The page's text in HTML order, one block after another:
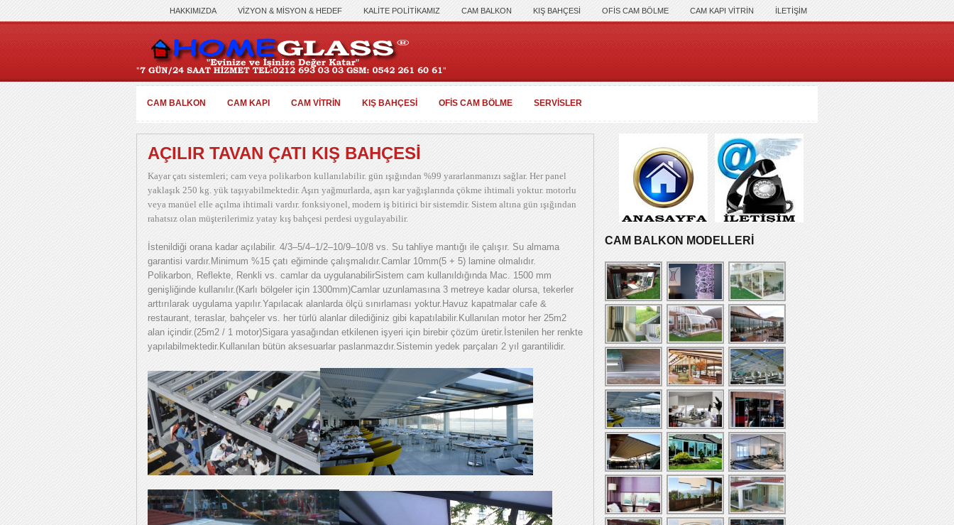
HAKKIMIZDA VİZYON & MİSYON & HEDEF KALİTE POLİTİKAMIZ CAM BALKON KIŞ BAHÇESİ OFİS CAM BÖLME CAM KAPI VİTRİN İLETİŞİM
CAM BALKON CAM KAPI CAM VİTRİN KIŞ BAHÇESİ OFİS CAM BÖLME SERVİSLER
AÇILIR TAVAN ÇATI KIŞ BAHÇESİ
Kayar çatı sistemleri; cam veya polikarbon kullanılabilir. gün ışığından %99 yararlanmanızı sağlar. Her panel
yaklaşık 250 kg. yük taşıyabilmektedir. Aşırı yağmurlarda, aşırı kar yağışlarında çökme ihtimali yoktur. motorlu
veya manüel elle açılma ihtimali vardır. fonksiyonel, modern iş bitirici bir sistemdir. Sistem altına gün ışığından
rahatsız olan müşterilerimiz yatay kış bahçesi perdesi uygulayabilir.
İstenildiği orana kadar açılabilir. 4/3–5/4–1/2–10/9–10/8 vs. Su tahliye mantığı ile çalışır. Su almama
garantisi vardır.Minimum %15 çatı eğiminde çalışmalıdır.Camlar 10mm(5 + 5) lamine olmalıdır.
Polikarbon, Reflekte, Renkli vs. camlar da uygulanabilirSistem cam kullanıldığında Mac. 1500 mm
genişliğinde kullanılır.(Karlı bölgeler için 1300mm)Camlar uzunlamasına 3 metreye kadar olursa, tekerler
arttırılarak uygulama yapılır.Yapılacak alanlarda ölçü sınırlaması yoktur.Havuz kapatmalar cafe &
restaurant, teraslar, bahçeler vs. her türlü alanlar dilediğiniz gibi kapatılabilir.Kullanılan motor her 25m2
alan içindir.(25m2 / 1 motor)Sigara yasağından etkilenen işyeri için birebir çözüm üretir.İstenilen her renkte
yapılabilmektedir.Kullanılan bütün aksesuarlar paslanmazdır.Sistemin yedek parçaları 2 yıl garantilidir.
CAM BALKON MODELLERİ